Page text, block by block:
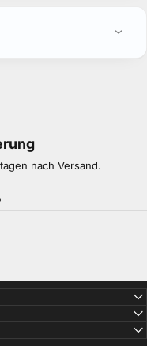
nach Versand.